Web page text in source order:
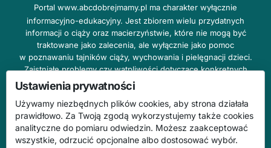
Portal www.abcdobrejmamy.pl ma charakter wyłącznie
informacyjno-edukacyjny. Jest zbiorem wielu przydatnych
informacji o ciąży oraz macierzyństwie, które nie mogą być
traktowane jako zalecenia, ale wyłącznie jako pomoc
w poznawaniu tajników ciąży, wychowania i pielęgnacji dzieci.
Zaistniałe problemy czy wątpliwości dotyczące konkretnych
przypadków należy bezzwłocznie konsultować z prowadzącym
lekarzem ginekologiem lub innym stosownym specjalistą w danej
dziedzinie. DOBRY DOM nie odpowiada za treść reklam,
nie ponosi również żadnych konsekwencji prawnych ani
odpowiedzialności za następstwa mogące wyniknąć na skutek
zastosowania podanych informacji bez wcześniejszej konsultacji
Ustawienia prywatności
Używamy niezbędnych plików cookies, aby strona działała
prawidłowo. Za Twoją zgodą wykorzystujemy także cookies
analityczne do pomiaru odwiedzin. Możesz zaakceptować
wszystkie, odrzucić opcjonalne albo dostosować wybór.